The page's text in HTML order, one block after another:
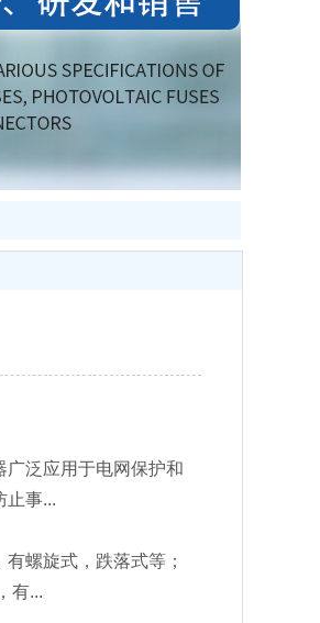
泛应用于电网保护和
止事...
螺旋式，跌落式等；
有...